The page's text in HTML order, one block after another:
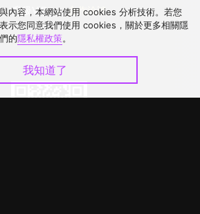
升級VIP
合作洽談
內容，本網站使用 cookies 分析技術。若您
示您同意我們使用 cookies，關於更多相關隱
的隱私權政策。
我知道了